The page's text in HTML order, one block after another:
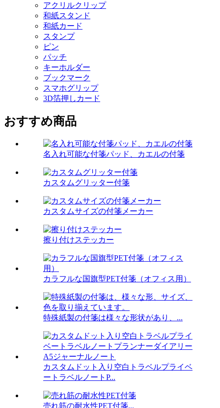
アクリルクリップ
和紙スタンド
和紙カード
スタンプ
ピン
パッチ
キーホルダー
ブックマーク
スマホグリップ
3D箔押しカード
おすすめ商品
名入れ可能な付箋パッド、カエルの付箋
カスタムグリッター付箋
カスタムサイズの付箋メーカー
擦り付けステッカー
カラフルな国旗型PET付箋（オフィス用）
特殊紙製の付箋は様々な形状があり、...
カスタムドット入り空白トラベルプライベ
ートラベルノートP...
売れ筋の耐水性PET付箋...